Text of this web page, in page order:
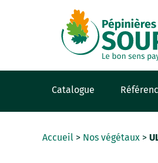
Catalogue
Accueil > Nos végétaux >